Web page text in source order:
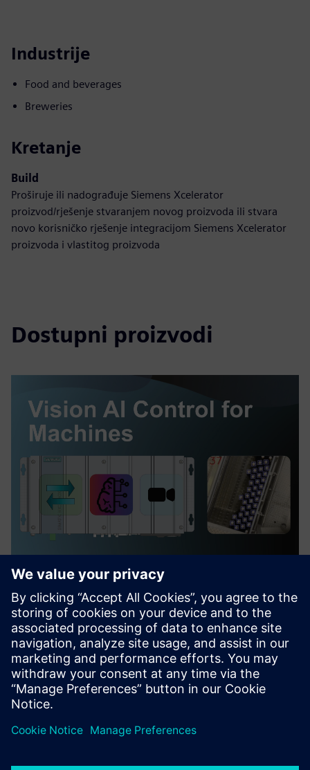
Industrije
Food and beverages
Breweries
Kretanje
Build
Proširuje ili nadograđuje Siemens Xcelerator
proizvod/rješenje stvaranjem novog proizvoda ili stvara
novo korisničko rješenje integracijom Siemens Xcelerator
proizvoda i vlastitog proizvoda
Dostupni proizvodi
Vision AI Control for Machines
Ova ponuda pruža cjelovito rješenje AI vida za optimizaciju
strojeva putem otkrivanja i regulacije u stvarnom vremenu.
Saznajte više